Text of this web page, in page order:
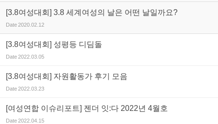
[3.8여성대회] 3.8 세계여성의 날은 어떤 날일까요?
Date2020.02.12
[3.8여성대회] 성평등 디딤돌
Date2022.03.05
[3.8여성대회] 자원활동가 후기 모음
Date2022.03.23
[여성연합 이슈리포트] 젠더 잇:다 2022년 4월호
Date2022.04.15